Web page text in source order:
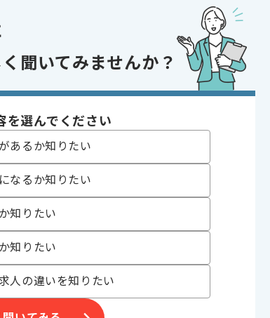
聞いてみませんか？
を選んでください
あるか知りたい
なるか知りたい
知りたい
知りたい
人の違いを知りたい